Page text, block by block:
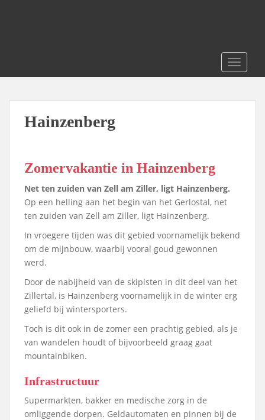
o
Hainzenberg
Zomervakantie in Hainzenberg
Net ten zuiden van Zell am Ziller, ligt Hainzenberg.
Op een helling aan het begin van het Gerlostal, net
ten zuiden van Zell am Ziller, ligt Hainzenberg.
In vroegere tijden was dit gebied voornamelijk bekend
om de mijnbouw, waarbij vooral goud gewonnen
werd.
Door de nabijheid van de skipisten in dit deel van het
Zillertal, is Hainzenberg voornamelijk in de winter erg
geliefd bij wintersporters.
Toch is dit ook in de zomer een prachtig gebied, als je
van wandelen houdt of bijvoorbeeld graag gaat
mountainbiken.
Infrastructuur
Supermarkten, bakker en medische zorg in de
omliggende dorpen. Geldautomaten en pinnen bij de